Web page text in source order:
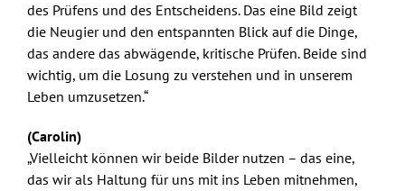
des Prüfens und des Entscheidens. Das eine Bild zeigt
die Neugier und den entspannten Blick auf die Dinge,
das andere das abwägende, kritische Prüfen. Beide sind
wichtig, um die Losung zu verstehen und in unserem
Leben umzusetzen.“
(Carolin)
„Vielleicht können wir beide Bilder nutzen – das eine,
das wir als Haltung für uns mit ins Leben mitnehmen,